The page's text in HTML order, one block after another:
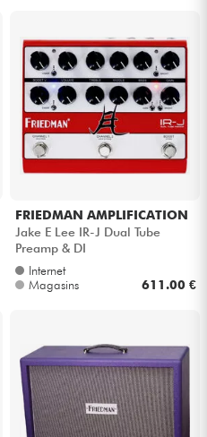
FRIEDMAN AMPLIFICATION
Jake E Lee IR-J Dual Tube
Preamp & DI
Internet
Magasins
611.00 €